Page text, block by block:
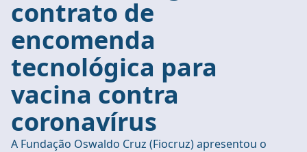
contrato de
encomenda
tecnológica para
vacina contra
coronavírus
A Fundação Oswaldo Cruz (Fiocruz) apresentou o